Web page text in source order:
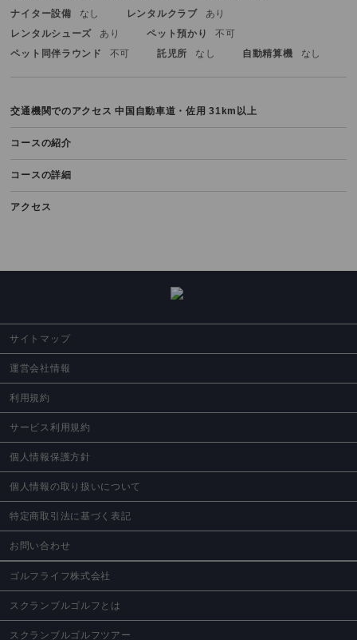
ナイター設備
なし レンタルクラブ
あり
レンタルシューズ
あり ペット預かり
不可
ペット同伴ラウンド
不可 託児所 なし 自動精算機 なし
交通機関でのアクセス中国自動車道・佐用 31km以上
コースの紹介
コースの詳細
アクセス
サイトマップ
運営会社情報
利用規約
サービス利用規約
個人情報保護方針
個人情報の取り扱いについて
特定商取引法に基づく表記
お問い合わせ
ゴルフライフ株式会社
スクランブルゴルフとは
スクランブルゴルフツアー